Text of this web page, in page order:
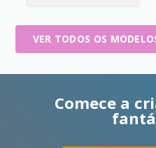
VER TODOS OS
Comece a